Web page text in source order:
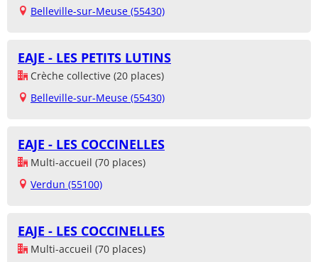
Belleville-sur-Meuse (55430)
EAJE - LES PETITS LUTINS
Crèche collective (20 places)
Belleville-sur-Meuse (55430)
EAJE - LES COCCINELLES
Multi-accueil (70 places)
Verdun (55100)
EAJE - LES COCCINELLES
Multi-accueil (70 places)